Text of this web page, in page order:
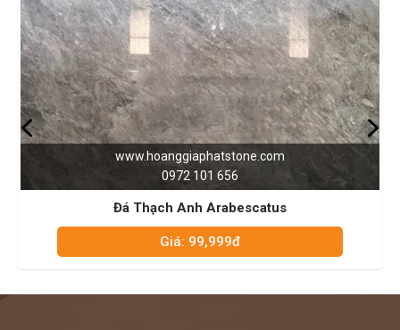
www.hoanggiaphatstone.com
0972 101 656
Đá Thạch Anh Red Plamingo